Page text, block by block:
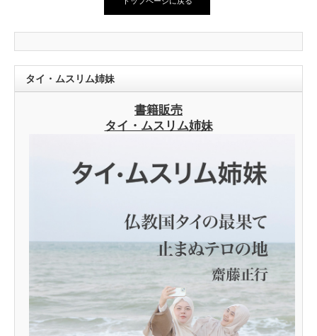
タイ・ムスリム姉妹
書籍販売
タイ・ムスリム姉妹